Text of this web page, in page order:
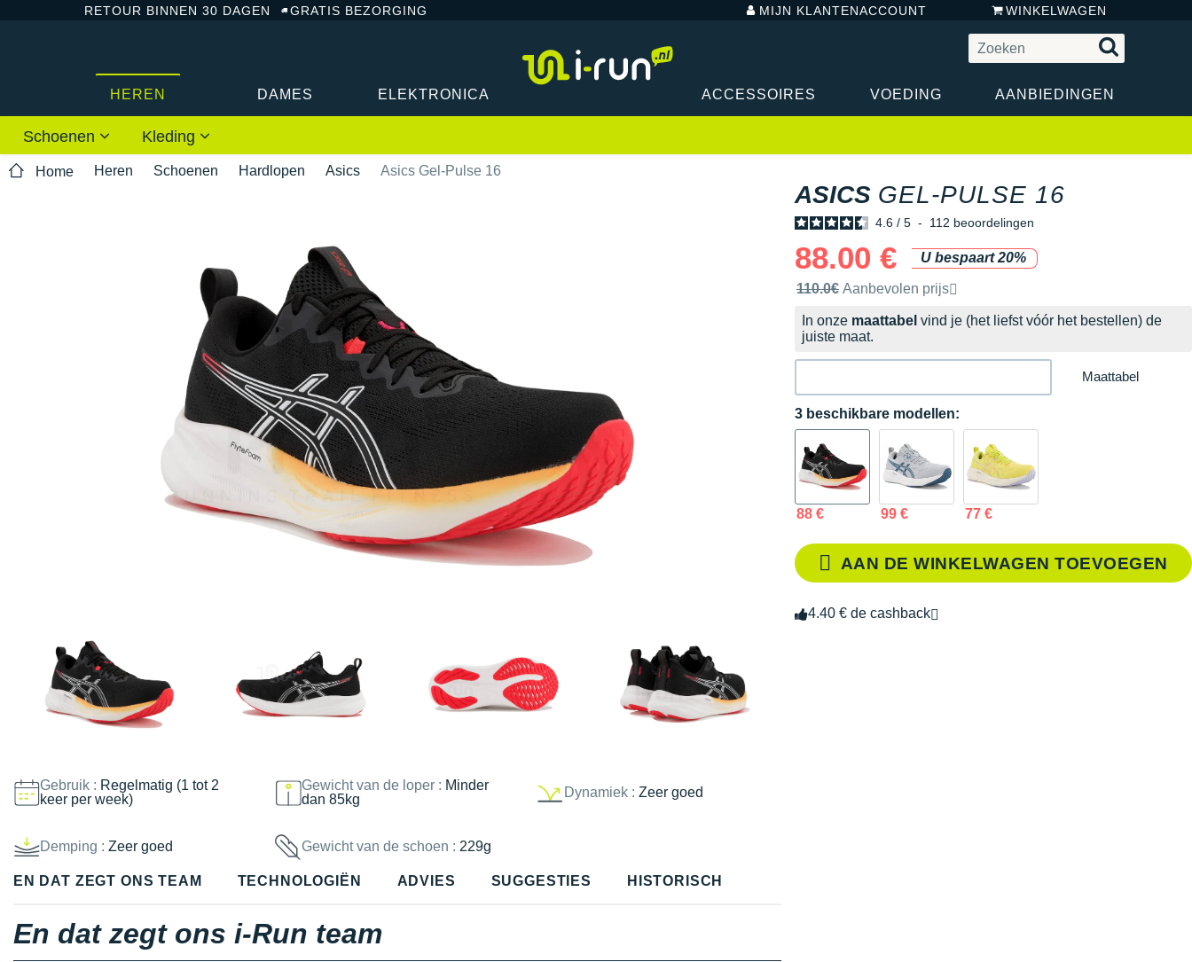
RETOUR BINNEN 30 DAGEN GRATIS BEZORGING MIJN KLANTENACCOUNT WINKELWAGEN
HEREN DAMES ELEKTRONICA ACCESSOIRES VOEDING AANBIEDINGEN
Schoenen Kleding
Home Heren Schoenen Hardlopen Asics Asics Gel-Pulse 16
Gebruik : Regelmatig (1 tot 2
keer per week)
Gewicht van de loper : Minder
dan 85kg
Dynamiek : Zeer goed
Demping : Zeer goed Gewicht van de schoen : 229g
ASICS GEL-PULSE 16
4.6 / 5 - 112 beoordelingen
88.00 €
U bespaart 20%
Door het merk aanbevolen verkoopprijs
110.0€ Aanbevolen prijs
In onze maattabel vind je (het liefst vóór het bestellen) de
juiste maat.
Maattabel
3 beschikbare modellen:
88 € 99 € 77 €
AAN DE WINKELWAGEN TOEVOEGEN
4.40 € de cashback
EN DAT ZEGT ONS TEAM TECHNOLOGIËN ADVIES SUGGESTIES HISTORISCH
En dat zegt ons i-Run team